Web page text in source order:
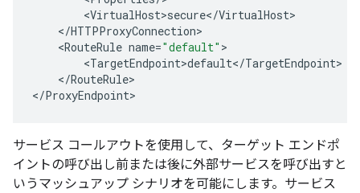
<VirtualHost>secure</VirtualHost
</HTTPProxyConnection
<RouteRule name="default"
<TargetEndpoint>default</TargetEndpoint
</RouteRule>
</ProxyEndpoint>
サービス コールアウトを使用して、ターゲット エンドポ
イントの呼び出し前または後に外部サービスを呼び出すと
いうマッシュアップ シナリオを可能にします。サービス